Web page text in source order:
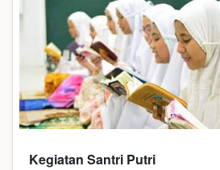
Kegiatan Santri Putri